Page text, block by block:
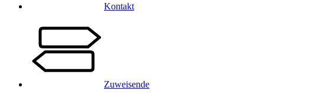
Kontakt
Zuweisende